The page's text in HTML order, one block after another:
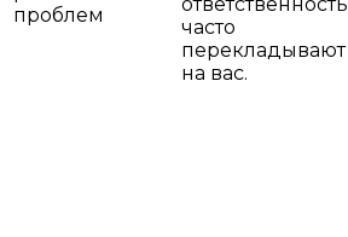
проблем
часто
перекладывают
на вас.